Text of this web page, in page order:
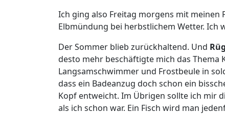
Ich ging also Freitag morgens mit meinen
Elbmündung bei herbstlichem Wetter. Ich
Der Sommer blieb zurückhaltend. Und
desto mehr beschäftigte mich das Thema
Langsamschwimmer und Frostbeule in
dass ein Badeanzug doch schon ein
Kopf entweicht. Im Übrigen sollte ich mir
als ich schon war. Ein Fisch wird man